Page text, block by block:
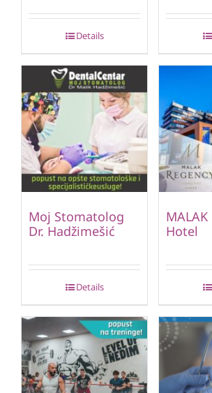
Details
Moj Stomatolog
Dr. Hadžimešić
Details
Hotel